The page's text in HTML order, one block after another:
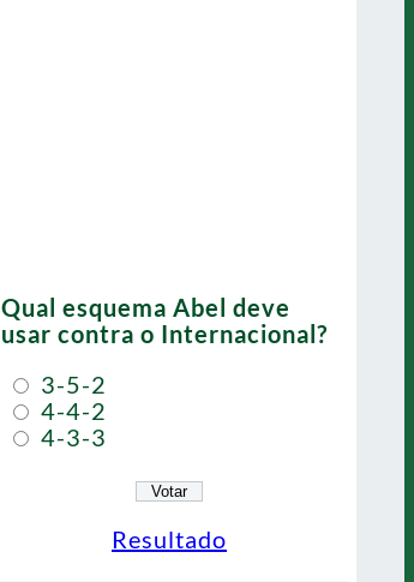
Qual esquema Abel deve
usar contra o Internacional?
3-5-2
4-4-2
4-3-3
Resultado